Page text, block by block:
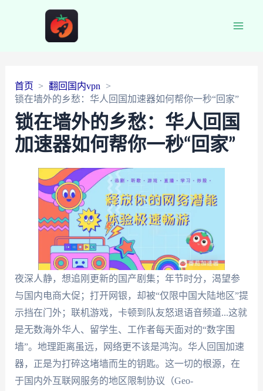
首页
翻回国内vpn
锁在墙外的乡愁：华人回国加速器如何帮你一秒“回家”
锁在墙外的乡愁：华人回国
加速器如何帮你一秒“回家”
夜深人静，想追刚更新的国产剧集；年节时分，渴望参
与国内电商大促；打开网银，却被“仅限中国大陆地区”提
示挡在门外；联机游戏，卡顿到队友怒退语音频道...这就
是无数海外华人、留学生、工作者每天面对的“数字围
墙”。地理距离虽远，网络更不该是鸿沟。华人回国加速
器，正是为打碎这堵墙而生的钥匙。这一切的根源，在
于国内外互联网服务的地区限制协议（Geo-